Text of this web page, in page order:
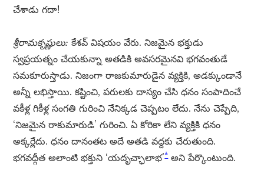
చేశాడు గదా!
శ్రీరామకృష్ణులు: కేశవ్ విషయం వేరు. నిజమైన భక్తుడు
స్వప్రయత్నం చేయకున్నా అతడికి అవసరమైనవి భగవంతుడే
సమకూరుస్తాడు. నిజంగా రాజకుమారుడైన వ్యక్తికి, అడక్కుండానే
అన్నీ లభిస్తాయి. కష్టించి, పరులకు దాస్యం చేసి ధనం సంపాదించే
వకీళ్ల గికీళ్ల సంగతి గురించి నేనిక్కడ చెప్పటం లేదు. నేను చెప్పేది,
‘నిజమైన రాకుమారుడి’ గురించి. ఏ కోరికా లేని వ్యక్తికి ధనం
అక్కర్లేదు. ధనం దానంతట అదే అతడి వద్దకు చేరుతుంది.
భగవద్గీత అలాంటి భక్తుని ‘యదృచ్ఛాలాభ’*అని పేర్కొంటుంది.